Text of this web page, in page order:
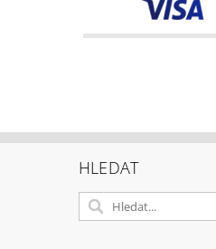
HLEDAT